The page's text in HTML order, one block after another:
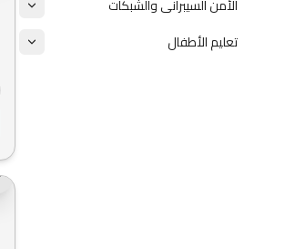
الأمن السيبرانى والشبكات
تعليم الأطفال